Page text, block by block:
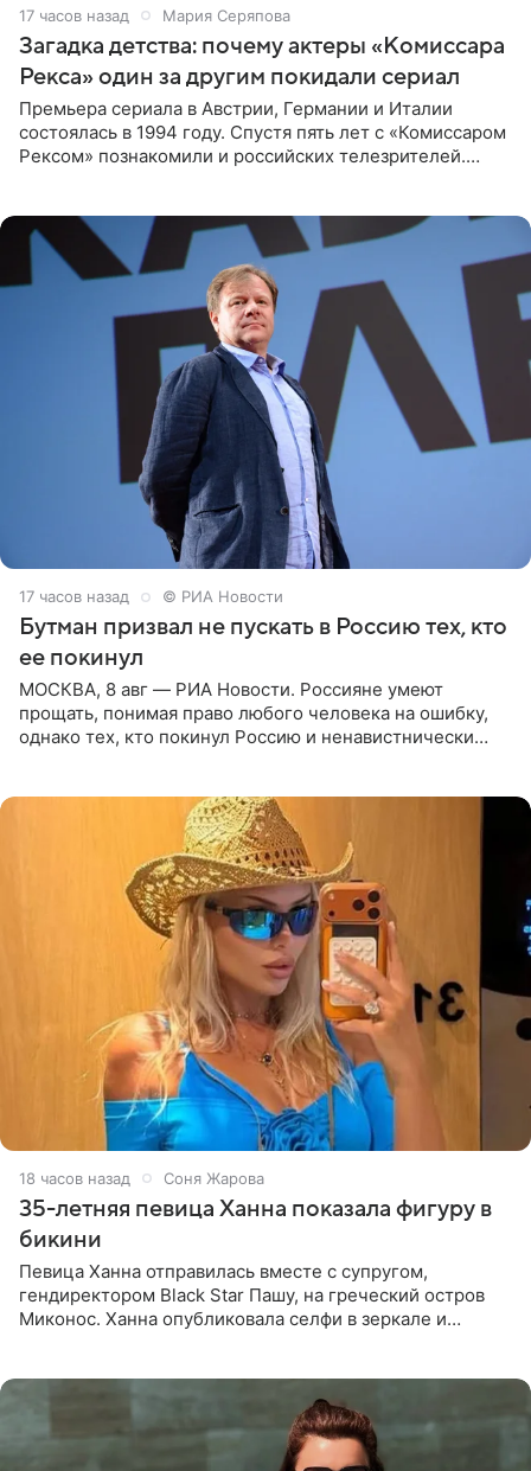
17 часов назад Мария Серяпова
Загадка детства: почему актеры «Комиссара
Рекса» один за другим покидали сериал
Премьера сериала в Австрии, Германии и Италии
состоялась в 1994 году. Спустя пять лет с «Комиссаром
Рексом» познакомили и российских телезрителей.
17 часов назад © РИА Новости
Бутман призвал не пускать в Россию тех, кто
ее покинул
МОСКВА, 8 авг — РИА Новости. Россияне умеют
прощать, понимая право любого человека на ошибку,
однако тех, кто покинул Россию и ненавистнически
18 часов назад Соня Жарова
35-летняя певица Ханна показала фигуру в
бикини
Певица Ханна отправилась вместе с супругом,
гендиректором Black Star Пашу, на греческий остров
Миконос. Ханна опубликовала селфи в зеркале и